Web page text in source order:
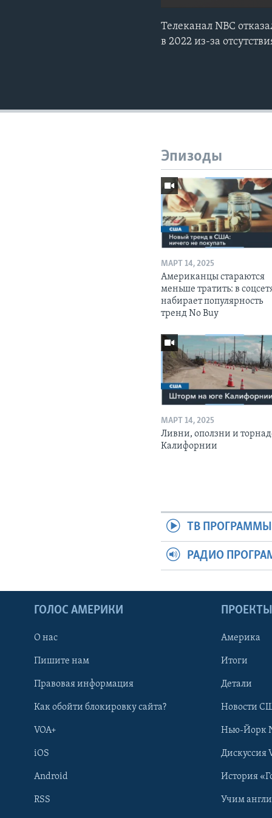
Телеканал NBC
в 2022 из-за
Эпизоды
МАРТ 14, 2025
Американцы стараются
меньше тратить: в
набирает популярность
тренд No Buy
МАРТ 14, 2025
Ливни, оползни и
Калифорнии
ТВ ПРОГРАММЫ
РАДИО
ГОЛОС АМЕРИКИ
О нас
Пишите нам
Правовая информация
Как обойти блокировку сайта?
VOA+
iOS
Android
RSS
ПРОЕКТЫ
Америка
Итоги
Детали
Новости
Нью-Йорк
Дискуссия
История
Учим